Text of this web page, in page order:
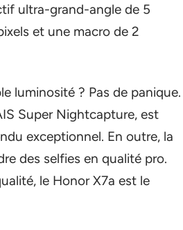
ultra-grand-angle de 5
et une macro de 2
luminosité ? Pas de panique.
Super Nightcapture, est
exceptionnel. En outre, la
des selfies en qualité pro.
le Honor X7a est le